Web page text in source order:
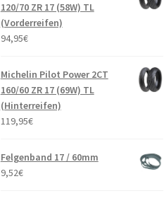
120/70 ZR 17 (58W) TL
(Vorderreifen)
94,95€
Michelin Pilot Power 2CT
160/60 ZR 17 (69W) TL
(Hinterreifen)
119,95€
Felgenband 17 / 60mm
9,52€